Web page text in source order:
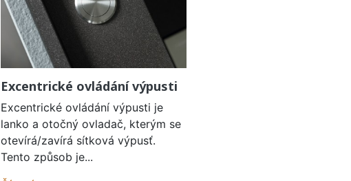
Excentrické ovládání výpusti
Excentrické ovládání výpusti je
lanko a otočný ovladač, kterým se
otevírá/zavírá sítková výpusť.
Tento způsob je...